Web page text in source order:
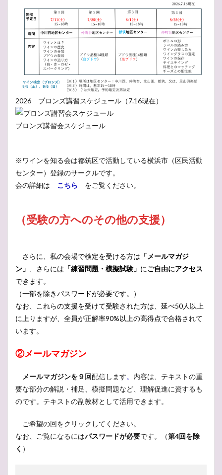
2026 ブロンズ講習スケジュール（7.16現在）
ブロンズ講習会スケジュール
※ワインを知る会は都筑区で活動している横浜市（区民活動
センター）登録のサークルです。
会の詳細は こちら をご覧ください。
（受験の方へのその他の支援）
さらに、私の会場で検定を受ける方は 「メールマガジ
ン」
、さらには 「練習問題・模擬試験」 にご自由にアクセス
できます。
（一部を除きパスワードが必要です。）
なお、これらの支援を受けて受験された方は、延べ50人以上
に上りますが、全員が正解率90%以上の高得点で合格されて
います。
②メールマガジン
メールマガジンを９回配信します。 内容は、テキストの重
要な部分の解説・補足、模擬問題など、理解促進に資するも
のです。テキストの副教材として活用できます。
ご希望の回をクリックしてください。
なお、ご覧になるにはパスワードが必要です。（第4回を除
く ）